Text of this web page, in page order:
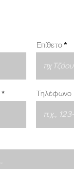
Επίθετο
Τηλέφωνο